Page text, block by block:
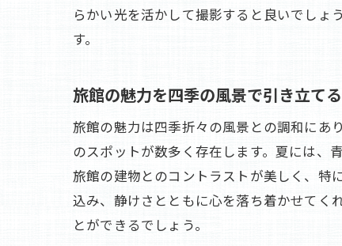
らかい光を活かして撮影すると良いでしょ
す。
旅館の魅力を四季の風景で引き立て
旅館の魅力は四季折々の風景との調和にあ
のスポットが数多く存在します。夏には、
旅館の建物とのコントラストが美しく、特
込み、静けさとともに心を落ち着かせてく
とができるでしょう。